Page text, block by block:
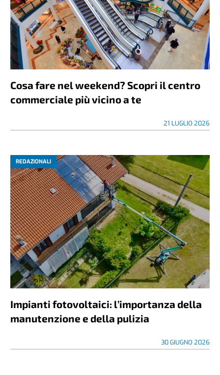
Cosa fare nel weekend? Scopri il centro
commerciale più vicino a te
21 LUGLIO 2026
REDAZIONALI
Impianti fotovoltaici: l’importanza della
manutenzione e della pulizia
30 GIUGNO 2026